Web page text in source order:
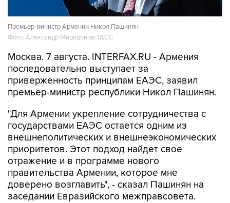
Премьер-министр Армении Никол Пашинян
Фото: Александр Миридонов/ТАСС
Москва. 7 августа. INTERFAX.RU - Армения
последовательно выступает за
приверженность принципам ЕАЭС, заявил
премьер-министр республики Никол Пашинян.
"Для Армении укрепление сотрудничества с
государствами ЕАЭС остается одним из
внешнеполитических и внешнеэкономических
приоритетов. Этот подход найдет свое
отражение и в программе нового
правительства Армении, которое мне
доверено возглавить", - сказал Пашинян на
заседании Евразийского межправсовета.